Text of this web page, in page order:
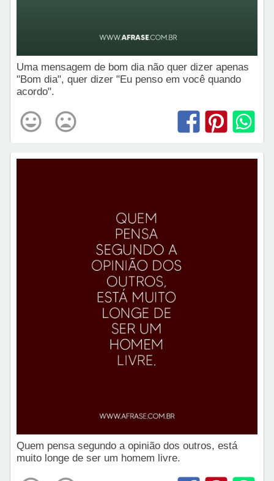
Uma mensagem de bom dia não quer dizer apenas
"Bom dia", quer dizer "Eu penso em você quando
acordo".
Quem pensa segundo a opinião dos outros, está
muito longe de ser um homem livre.